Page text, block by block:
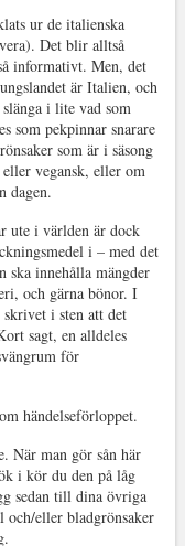
ur de italienska
Det blir alltså
informativt. Men, det
är Italien, och
i lite vad som
som pekpinnar snarare
som är i säsong
vegansk, eller om
dagen.
ute i världen är dock
i – med det
ska innehålla mängder
och gärna bönor. I
i sten att det
sagt, en alldeles
för
händelseförloppet.
När man gör sån här
i kör du den på låg
sedan till dina övriga
och/eller bladgrönsaker